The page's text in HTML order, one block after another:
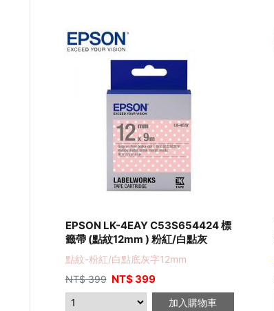
EPSON LK-4EAY C53S654424 標
籤帶 (點紋12mm ) 粉紅/白點灰
點紋-粉紅/白點底灰字12mm
NT$399 NT$399
加入購物車